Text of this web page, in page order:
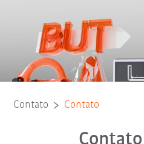
Contato Contato